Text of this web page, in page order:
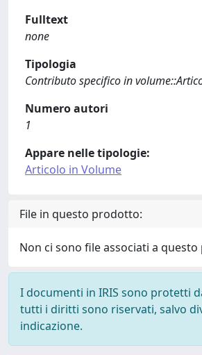
Fulltext
none
Tipologia
Contributo specifico in
Numero autori
1
Appare nelle tipologie:
Articolo in Volume
File in questo prodotto:
Non ci sono file associati a
I documenti in IRIS sono protetti
tutti i diritti sono riservati, salvo
indicazione.